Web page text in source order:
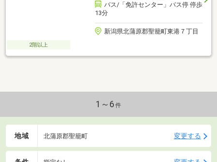
バス/「免許センター」バス停 停歩
13分
新潟県北蒲原郡聖籠町東港７丁目
2階以上
1～6 件
地域 北蒲原郡聖籠町 変更する